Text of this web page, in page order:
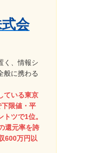
会
く、情報シ
般に携わる
ている東京
限値・平
ツで1位。
還元率を誇
600万円以